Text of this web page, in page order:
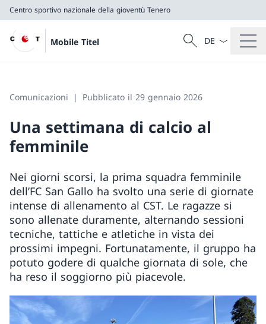
Centro sportivo nazionale della gioventù Tenero
Mobile Titel
Cercare
Ricerca
Dal menu a
Comunicazioni Pubblicato il 29 gennaio 2026
Una settimana di calcio al
femminile
Nei giorni scorsi, la prima squadra femminile
dell’FC San Gallo ha svolto una serie di giornate
intense di allenamento al CST. Le ragazze si
sono allenate duramente, alternando sessioni
tecniche, tattiche e atletiche in vista dei
prossimi impegni. Fortunatamente, il gruppo ha
potuto godere di qualche giornata di sole, che
ha reso il soggiorno più piacevole.